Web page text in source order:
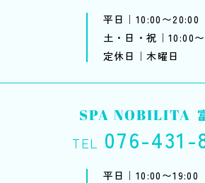
平日｜10:00〜20:00
土・日・祝｜10:00
定休日｜木曜日
SPA NOBILITA
TEL
076-431-
平日｜10:00〜19:00